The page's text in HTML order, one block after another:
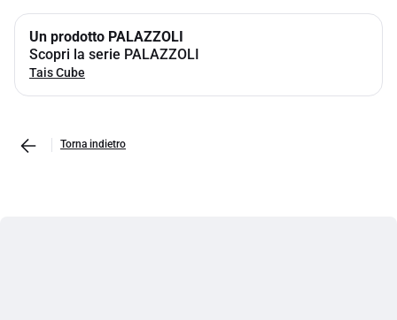
Un prodotto PALAZZOLI
Scopri la serie PALAZZOLI
Tais Cube
Torna indietro